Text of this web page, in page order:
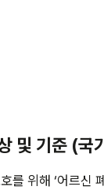
및 기준 (국
위해 ‘어르신